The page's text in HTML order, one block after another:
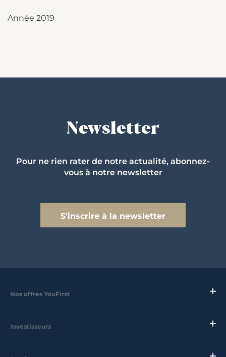
Année 2019
Newsletter
Pour ne rien rater de notre actualité, abonnez-
vous à notre newsletter
S'inscrire à la newsletter
Nos offres YouFirst
Investisseurs